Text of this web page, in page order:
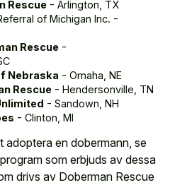
Rescue - Arlington, TX
of Michigan Inc. -
Rescue -
Nebraska - Omaha, NE
Rescue - Hendersonville, TN
- Sandown, NH
- Clinton, MI
adoptera en dobermann, se
som erbjuds av dessa
drivs av Doberman Rescue